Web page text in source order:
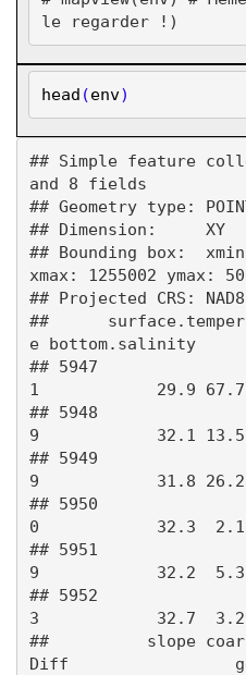
le regarder !)
head (env)
## Simple feature
and 8 fields
## Geometry type:
## Dimension:     XY
## Bounding box:
xmax: 1255002 ymax:
## Projected CRS:
##
e bottom.salinity
## 5947
1            29.9
## 5948
9            32.1
## 5949
9            31.8
## 5950
0            32.3
## 5951
9            32.2
## 5952
3            32.7
##          slope
Diff